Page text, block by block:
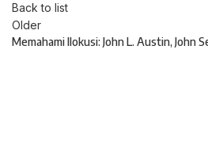
Back to list
Older
Memahami Ilokusi: John L. Austin, John